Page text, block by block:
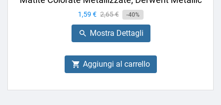
Prezzo
1,59 € Prezzo
base
2,65 € -40%
 Mostra Dettagli
 Aggiungi al carrello